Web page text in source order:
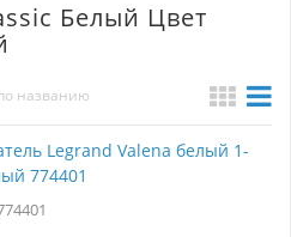
Белый Цвет
названию
Legrand Valena белый 1-
774401